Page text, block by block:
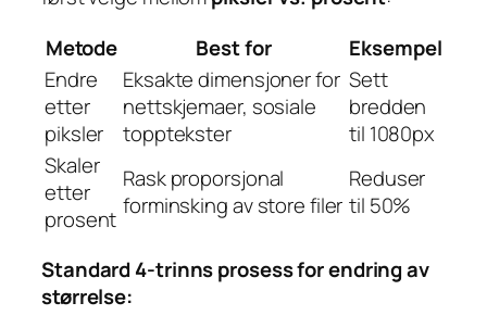
Metode
Best for
Eksempel
Endre
etter
piksler
Eksakte dimensjoner for
nettskjemaer, sosiale
topptekster
Sett
bredden
til 1080px
Skaler
etter
prosent
Rask proporsjonal
forminsking av store filer
Reduser
til 50%
Standard 4-trinns prosess for endring av
størrelse: